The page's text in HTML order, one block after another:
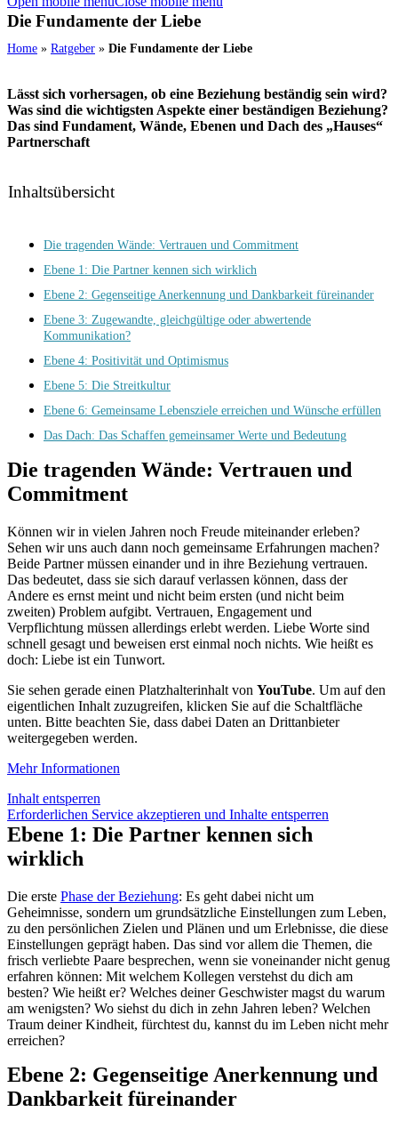
Die Fundamente der Liebe
Home » Ratgeber » Die Fundamente der Liebe
Lässt sich vorhersagen, ob eine Beziehung beständig sein wird?
Was sind die wichtigsten Aspekte einer beständigen Beziehung?
Das sind Fundament, Wände, Ebenen und Dach des „Hauses“
Partnerschaft
Inhaltsübersicht
Die tragenden Wände: Vertrauen und Commitment
Ebene 1: Die Partner kennen sich wirklich
Ebene 2: Gegenseitige Anerkennung und Dankbarkeit füreinander
Ebene 3: Zugewandte, gleichgültige oder abwertende
Kommunikation?
Ebene 4: Positivität und Optimismus
Ebene 5: Die Streitkultur
Ebene 6: Gemeinsame Lebensziele erreichen und Wünsche erfüllen
Das Dach: Das Schaffen gemeinsamer Werte und Bedeutung
Die tragenden Wände: Vertrauen und
Commitment
Können wir in vielen Jahren noch Freude miteinander erleben?
Sehen wir uns auch dann noch gemeinsame Erfahrungen machen?
Beide Partner müssen einander und in ihre Beziehung vertrauen.
Das bedeutet, dass sie sich darauf verlassen können, dass der
Andere es ernst meint und nicht beim ersten (und nicht beim
zweiten) Problem aufgibt. Vertrauen, Engagement und
Verpflichtung müssen allerdings erlebt werden. Liebe Worte sind
schnell gesagt und beweisen erst einmal noch nichts. Wie heißt es
doch: Liebe ist ein Tunwort.
Sie sehen gerade einen Platzhalterinhalt von YouTube. Um auf den
eigentlichen Inhalt zuzugreifen, klicken Sie auf die Schaltfläche
unten. Bitte beachten Sie, dass dabei Daten an Drittanbieter
weitergegeben werden.
Mehr Informationen
Inhalt entsperren
Erforderlichen Service akzeptieren und Inhalte entsperren
Ebene 1: Die Partner kennen sich
wirklich
Die erste Phase der Beziehung: Es geht dabei nicht um
Geheimnisse, sondern um grundsätzliche Einstellungen zum Leben,
zu den persönlichen Zielen und Plänen und um Erlebnisse, die diese
Einstellungen geprägt haben. Das sind vor allem die Themen, die
frisch verliebte Paare besprechen, wenn sie voneinander nicht genug
erfahren können: Mit welchem Kollegen verstehst du dich am
besten? Wie heißt er? Welches deiner Geschwister magst du warum
am wenigsten? Wo siehst du dich in zehn Jahren leben? Welchen
Traum deiner Kindheit, fürchtest du, kannst du im Leben nicht mehr
erreichen?
Ebene 2: Gegenseitige Anerkennung und
Dankbarkeit füreinander